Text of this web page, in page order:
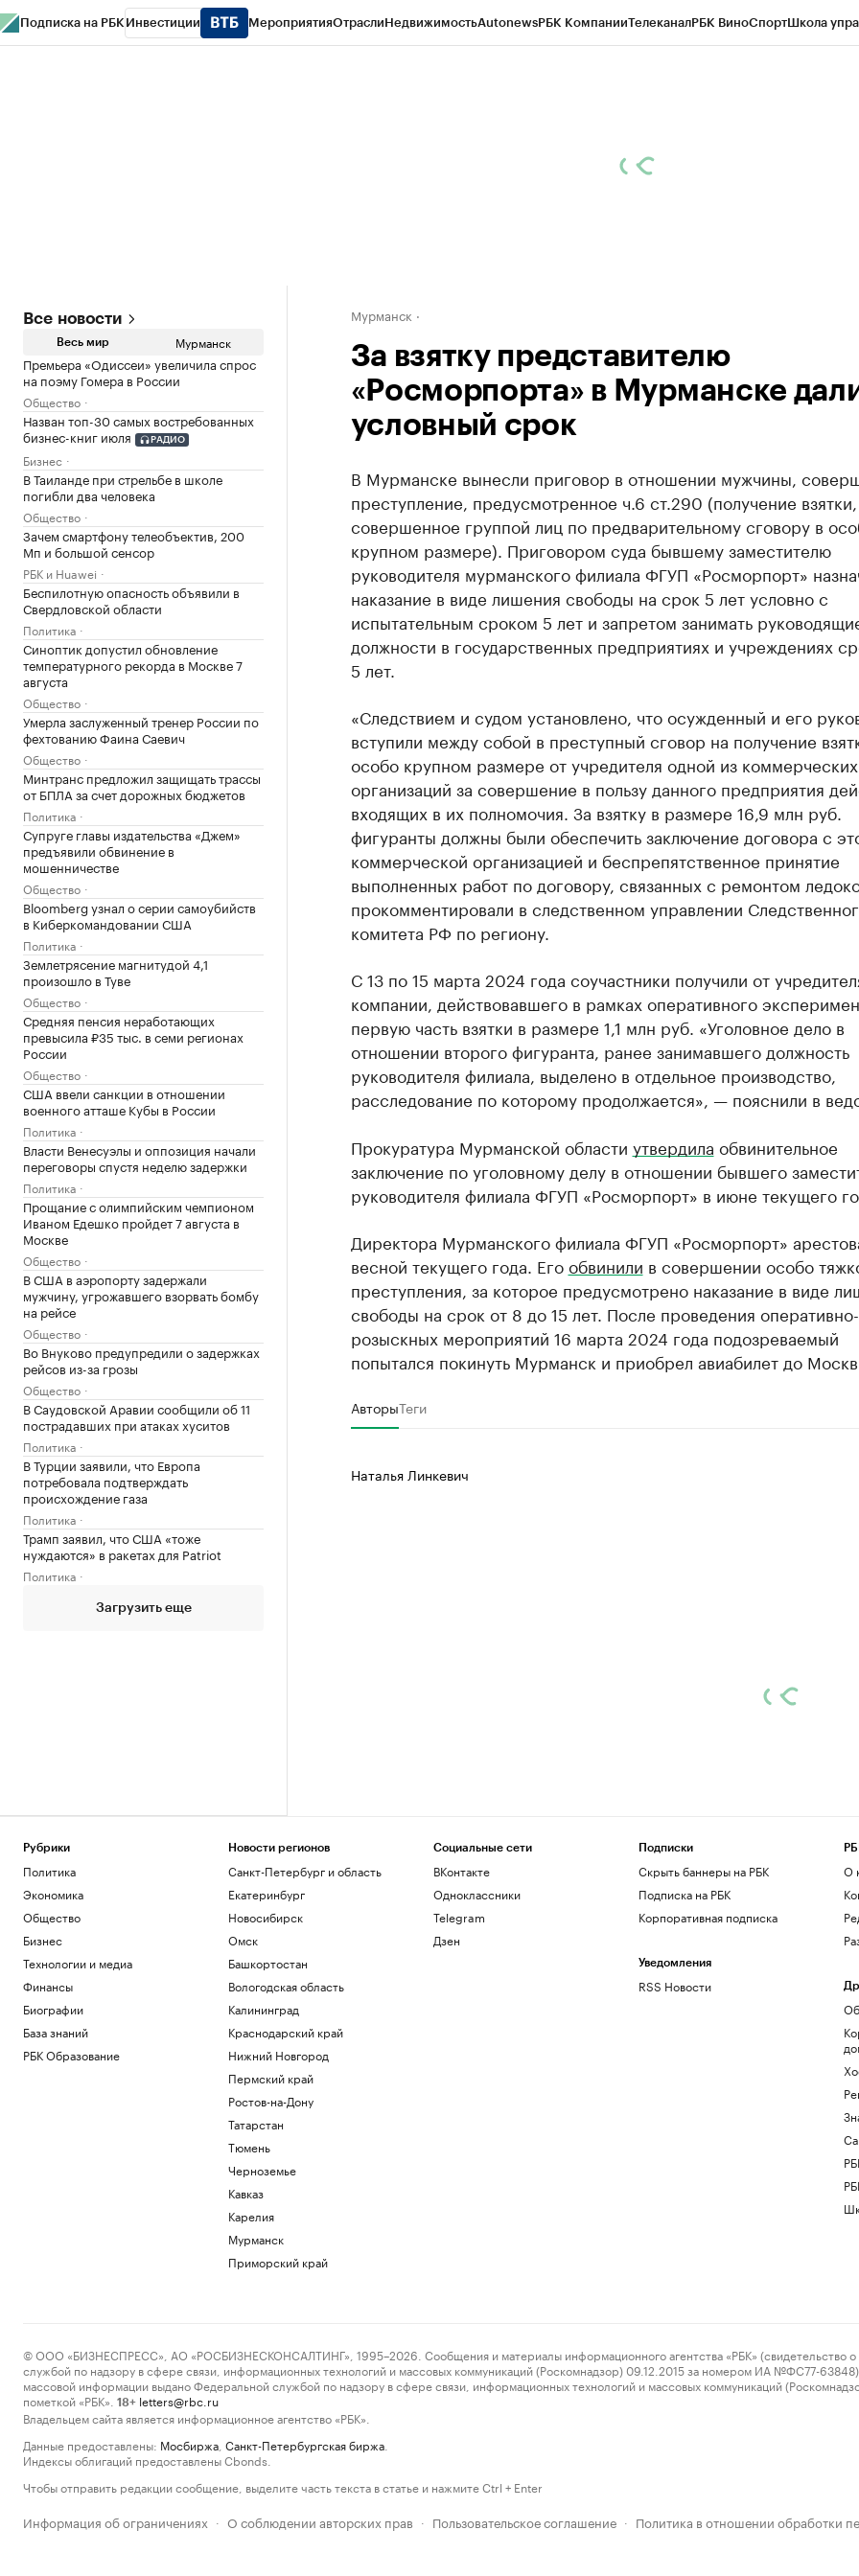
Подписка на РБК Инвестиции МероприятияОтраслиНедвижимостьAutonewsРБК КомпанииТелеканалРБК ВиноСпортШкола
Все новости
Весь мир Мурманск
Премьера «Одиссеи» увеличила спрос
на поэму Гомера в России
Общество
Назван топ-30 самых востребованных
бизнес-книг июля
РАДИО
Бизнес
В Таиланде при стрельбе в школе
погибли два человека
Общество
Зачем смартфону телеобъектив, 200
Мп и большой сенсор
РБК и Huawei
Беспилотную опасность объявили в
Свердловской области
Политика
Синоптик допустил обновление
температурного рекорда в Москве 7
августа
Общество
Умерла заслуженный тренер России по
фехтованию Фаина Саевич
Общество
Минтранс предложил защищать трассы
от БПЛА за счет дорожных бюджетов
Политика
Супруге главы издательства «Джем»
предъявили обвинение в
мошенничестве
Общество
Bloomberg узнал о серии самоубийств
в Киберкомандовании США
Политика
Землетрясение магнитудой 4,1
произошло в Туве
Общество
Средняя пенсия неработающих
превысила ₽35 тыс. в семи регионах
России
Общество
США ввели санкции в отношении
военного атташе Кубы в России
Политика
Власти Венесуэлы и оппозиция начали
переговоры спустя неделю задержки
Политика
Прощание с олимпийским чемпионом
Иваном Едешко пройдет 7 августа в
Москве
Общество
В США в аэропорту задержали
мужчину, угрожавшего взорвать бомбу
на рейсе
Общество
Во Внуково предупредили о задержках
рейсов из-за грозы
Общество
В Саудовской Аравии сообщили об 11
пострадавших при атаках хуситов
Политика
В Турции заявили, что Европа
потребовала подтверждать
происхождение газа
Политика
Трамп заявил, что США «тоже
нуждаются» в ракетах для Patriot
Политика
Загрузить еще
Мурманск
За взятку представителю
«Росморпорта» в Мурманске
условный срок
В Мурманске вынесли приговор в отношении мужчины,
преступление, предусмотренное ч.6 ст.290 (получение взятки,
совершенное группой лиц по предварительному сговору в
крупном размере). Приговором суда бывшему заместителю
руководителя мурманского филиала ФГУП «Росморпорт»
наказание в виде лишения свободы на срок 5 лет условно с
испытательным сроком 5 лет и запретом занимать
должности в государственных предприятиях и учреждениях
5 лет.
«Следствием и судом установлено, что осужденный и его
вступили между собой в преступный сговор на получение
особо крупном размере от учредителя одной из коммерческих
организаций за совершение в пользу данного предприятия
входящих в их полномочия. За взятку в размере 16,9 млн руб.
фигуранты должны были обеспечить заключение договора с
коммерческой организацией и беспрепятственное принятие
выполненных работ по договору, связанных с ремонтом
прокомментировали в следственном управлении
комитета РФ по региону.
С 13 по 15 марта 2024 года соучастники получили от
компании, действовавшего в рамках оперативного
первую часть взятки в размере 1,1 млн руб. «Уголовное дело в
отношении второго фигуранта, ранее занимавшего должность
руководителя филиала, выделено в отдельное производство,
расследование по которому продолжается», — пояснили в
Прокуратура Мурманской области утвердила обвинительное
заключение по уголовному делу в отношении бывшего
руководителя филиала ФГУП «Росморпорт» в июне текущего
Директора Мурманского филиала ФГУП «Росморпорт»
весной текущего года. Егообвинили в совершении особо
преступления, за которое предусмотрено наказание в виде
свободы на срок от 8 до 15 лет. После проведения оперативно-
розыскных мероприятий 16 марта 2024 года подозреваемый
попытался покинуть Мурманск и приобрел авиабилет до
АвторыТеги
Наталья Линкевич
Рубрики
Политика
Экономика
Общество
Бизнес
Технологии и медиа
Финансы
Биографии
База знаний
РБК Образование
Новости регионов
Санкт-Петербург и область
Екатеринбург
Новосибирск
Омск
Башкортостан
Вологодская область
Калининград
Краснодарский край
Нижний Новгород
Пермский край
Ростов-на-Дону
Татарстан
Тюмень
Черноземье
Кавказ
Карелия
Мурманск
Приморский край
Социальные сети
ВКонтакте
Одноклассники
Telegram
Дзен
Подписки
Скрыть баннеры на РБК
Подписка на РБК
Корпоративная подписка
Уведомления
RSS Новости
О
© ООО «БИЗНЕСПРЕСС», АО «РОСБИЗНЕСКОНСАЛТИНГ», 1995–2026. Сообщения и материалы информационного агентства «РБК» (свидетельство о
службой по надзору в сфере связи, информационных технологий и массовых коммуникаций (Роскомнадзор) 09.12.2015 за номером ИА №ФС77-63848)
массовой информации выдано Федеральной службой по надзору в сфере связи, информационных технологий и массовых коммуникаций
пометкой «РБК».
18+ letters@rbc.ru
Владельцем сайта является информационное агентство «РБК».
Данные предоставлены: Мосбиржа Санкт-Петербургская биржа
Индексы облигаций предоставлены Cbonds.
Чтобы отправить редакции сообщение, выделите часть текста в статье и нажмите Ctrl + Enter
Информация об ограничениях · О соблюдении авторских прав · Пользовательское соглашение · Политика в отношении обработки